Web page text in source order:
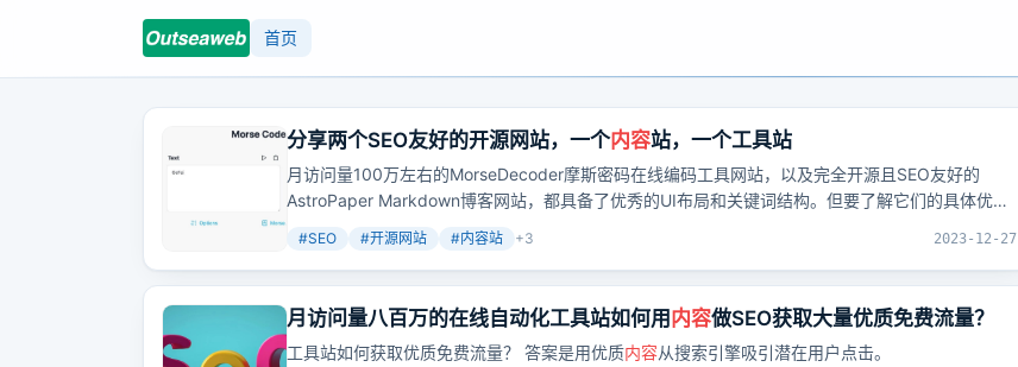
首页
分享两个SEO友好的开源网站，一个内容站，一个工具站
月访问量100万左右的MorseDecoder摩斯密码在线编码工具网站，以及完全开源且SEO友好的
AstroPaper Markdown博客网站，都具备了优秀的UI布局和关键词结构。但要了解它们的具体优
点，似乎还得加入哥飞的付费社群。
#SEO #开源网站 #内容站 +3 2023-12-27
月访问量八百万的在线自动化工具站如何用 内容做SEO获取大量优质免费流量？
工具站如何获取优质免费流量​？ 答案是用优质内容从搜索引擎吸引​潜在用户点击。